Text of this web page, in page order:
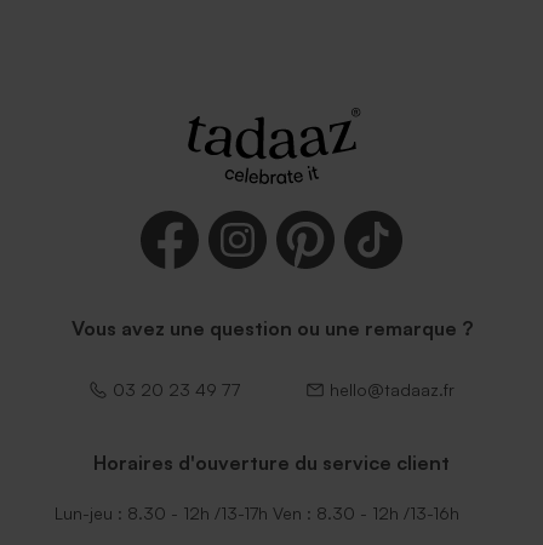
Vous avez une question ou une remarque ?
03 20 23 49 77 hello@tadaaz.fr
Horaires d'ouverture du service client
Lun-jeu : 8.30 - 12h /13-17h Ven : 8.30 - 12h /13-16h